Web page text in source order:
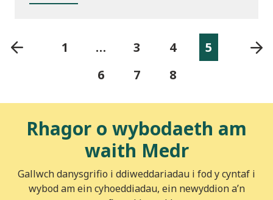
1 … 3 4
5
6
7 8
Rhagor o wybodaeth am
waith Medr
Gallwch danysgrifio i ddiweddariadau i fod y cyntaf i
wybod am ein cyhoeddiadau, ein newyddion a’n